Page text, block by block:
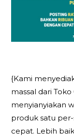
{Kami
massal dari
menyianyiakan
produk satu per-
cepat. Lebih